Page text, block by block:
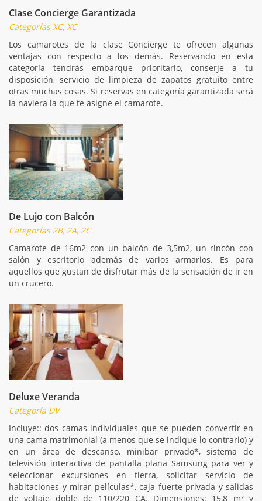
Clase Concierge Garantizada
Categorías XC, XC
Los camarotes de la clase Concierge te ofrecen algunas
ventajas con respecto a los demás. Reservando en esta
categoría tendrás embarque prioritario, conserje a tu
disposición, servicio de limpieza de zapatos gratuito entre
otras muchas cosas. Si reservas en categoría garantizada será
la naviera la que te asigne el camarote.
De Lujo con Balcón
Categorías 2B, 2A, 2C
Camarote de 16m2 con un balcón de 3,5m2, un rincón con
salón y escritorio además de varios armarios. Es para
aquellos que gustan de disfrutar más de la sensación de ir en
un crucero.
Deluxe Veranda
Categoría DV
Incluye:: dos camas individuales que se pueden convertir en
una cama matrimonial (a menos que se indique lo contrario) y
en un área de descanso, minibar privado*, sistema de
televisión interactiva de pantalla plana Samsung para ver y
seleccionar excursiones en tierra, solicitar servicio de
habitaciones y mirar películas*, caja fuerte privada y salidas
de voltaje doble de 110/220 CA. Dimensiones: 15,8 m² y